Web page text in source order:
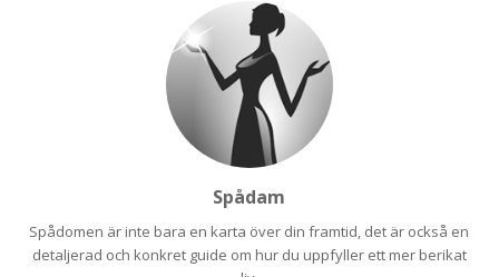
Spådam
Spådomen är inte bara en karta över din framtid, det är också en
detaljerad och konkret guide om hur du uppfyller ett mer berikat